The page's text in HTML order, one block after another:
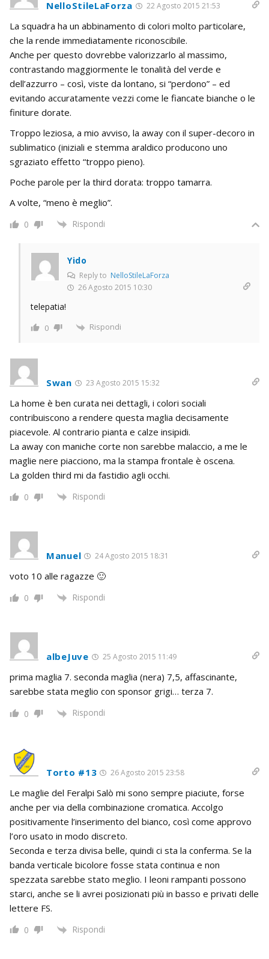
NelloStileLaForza 22 Agosto 2015 21:53
La squadra ha un abbinamento di colori molto particolare,
che la rende immediatamente riconoscibile.
Anche per questo dovrebbe valorizzarlo al massimo,
contrastando maggiormente le tonalità del verde e
dell’azzurro – così, viste da lontano, si “perdono” – ed
evitando accuratamente vezzi come le fiancate bianche o le
finiture dorate.
Troppo leziosa, a mio avviso, la away con il super-decoro in
sublimatico (iniziali e stemma araldico producono uno
sgraziato effetto “troppo pieno).
Poche parole per la third dorata: troppo tamarra.
A volte, “meno è meglio”.
0 Rispondi
Yido
Reply to NelloStileLaForza
26 Agosto 2015 10:30
telepatia!
0 Rispondi
Swan 23 Agosto 2015 15:32
La home è ben curata nei dettagli, i colori sociali
contribuiscono a rendere questa maglia decisamente
piacevole. Al contrario pianta e calze insipidi.
La away con maniche corte non sarebbe malaccio, a me le
maglie nere piacciono, ma la stampa frontale è oscena.
La golden third mi da fastidio agli occhi.
0 Rispondi
Manuel 24 Agosto 2015 18:31
voto 10 alle ragazze 🙂
0 Rispondi
albeJuve 25 Agosto 2015 11:49
prima maglia 7. seconda maglia (nera) 7,5, affascinante,
sarebbe stata meglio con sponsor grigi… terza 7.
0 Rispondi
Torto #13 26 Agosto 2015 23:58
Le maglie del Feralpi Salò mi sono sempre piaciute, forse
anche per via della combinazione cromatica. Accolgo
positivamente l’inserimento del bianco, così come approvo
l’oro usato in modo discreto.
Seconda e terza divisa belle, quindi ci sta la conferma. Se la
banda verticale bicolore fosse stata continua e non
spezzata sarebbe stato meglio. I leoni rampanti possono
starci, anche se li avrei posizionati più in basso e privati delle
lettere FS.
0 Rispondi